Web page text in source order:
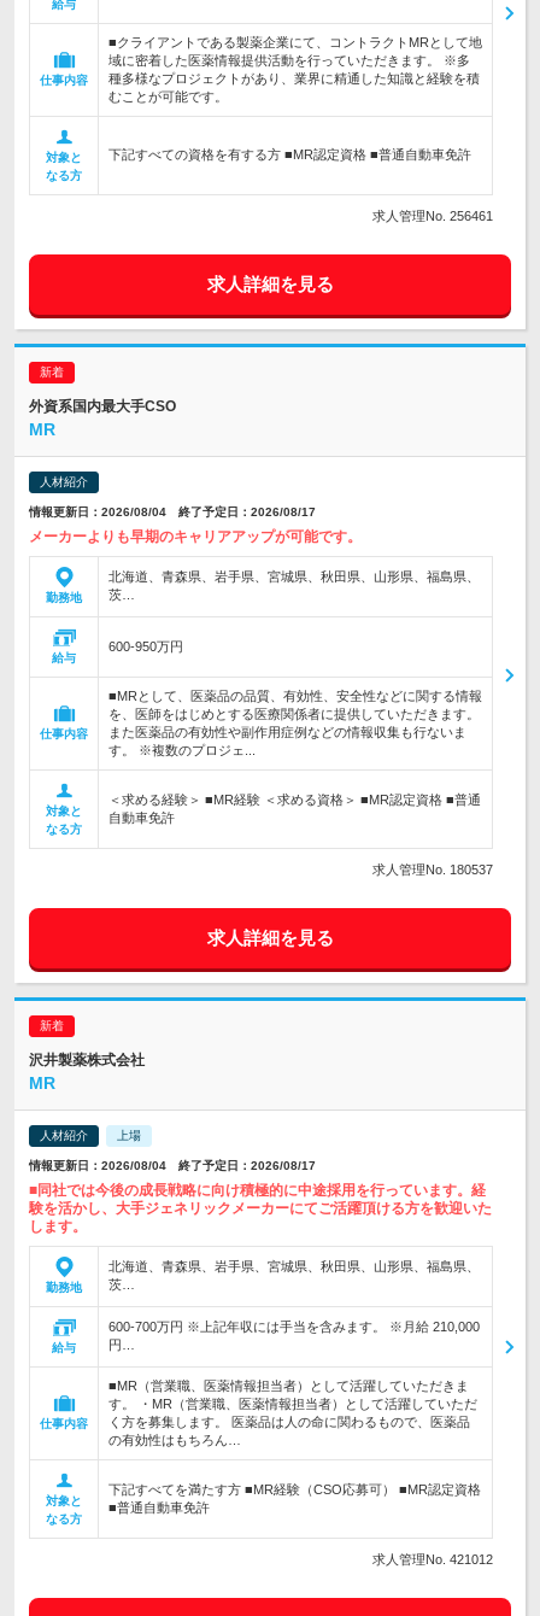
給与
仕事内容
■クライアントである製薬企業にて、コントラクトMRとして地
域に密着した医薬情報提供活動を行っていただきます。 ※多
種多様なプロジェクトがあり、業界に精通した知識と経験を積
むことが可能です。
対象と
なる方
下記すべての資格を有する方 ■MR認定資格 ■普通自動車免許
求人管理No. 256461
求人詳細を見る
外資系国内最大手CSO
MR
人材紹介
情報更新日：2026/08/04 終了予定日：2026/08/17
メーカーよりも早期のキャリアアップが可能です。
勤務地
北海道、青森県、岩手県、宮城県、秋田県、山形県、福島県、
茨…
給与
600-950万円
仕事内容
■MRとして、医薬品の品質、有効性、安全性などに関する情報
を、医師をはじめとする医療関係者に提供していただきます。
また医薬品の有効性や副作用症例などの情報収集も行ないま
す。 ※複数のプロジェ...
対象と
なる方
＜求める経験＞ ■MR経験 ＜求める資格＞ ■MR認定資格 ■普通
自動車免許
求人管理No. 180537
求人詳細を見る
沢井製薬株式会社
MR
人材紹介 上場
情報更新日：2026/08/04 終了予定日：2026/08/17
■同社では今後の成長戦略に向け積極的に中途採用を行っています。経
験を活かし、大手ジェネリックメーカーにてご活躍頂ける方を歓迎いた
します。
勤務地
北海道、青森県、岩手県、宮城県、秋田県、山形県、福島県、
茨…
給与
600-700万円 ※上記年収には手当を含みます。 ※月給 210,000
円…
仕事内容
■MR（営業職、医薬情報担当者）として活躍していただきま
す。 ・MR（営業職、医薬情報担当者）として活躍していただ
く方を募集します。 医薬品は人の命に関わるもので、医薬品
の有効性はもちろん…
対象と
なる方
下記すべてを満たす方 ■MR経験（CSO応募可） ■MR認定資格
■普通自動車免許
求人管理No. 421012